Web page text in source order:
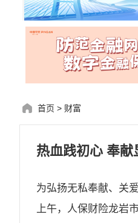
首页 > 财富
为弘扬无私奉献、关
上午，人保财险龙岩